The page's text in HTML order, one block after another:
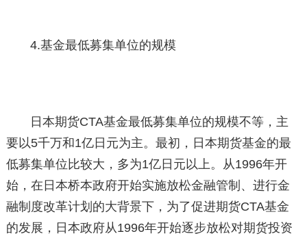
4.基金最低募集单位的规模
日本期货CTA基金最低募集单位的规模不等，主
要以5千万和1亿日元为主。最初，日本期货基金的最
低募集单位比较大，多为1亿日元以上。从1996年开
始，在日本桥本政府开始实施放松金融管制、进行金
融制度改革计划的大背景下，为了促进期货CTA基金
的发展，日本政府从1996年开始逐步放松对期货投资